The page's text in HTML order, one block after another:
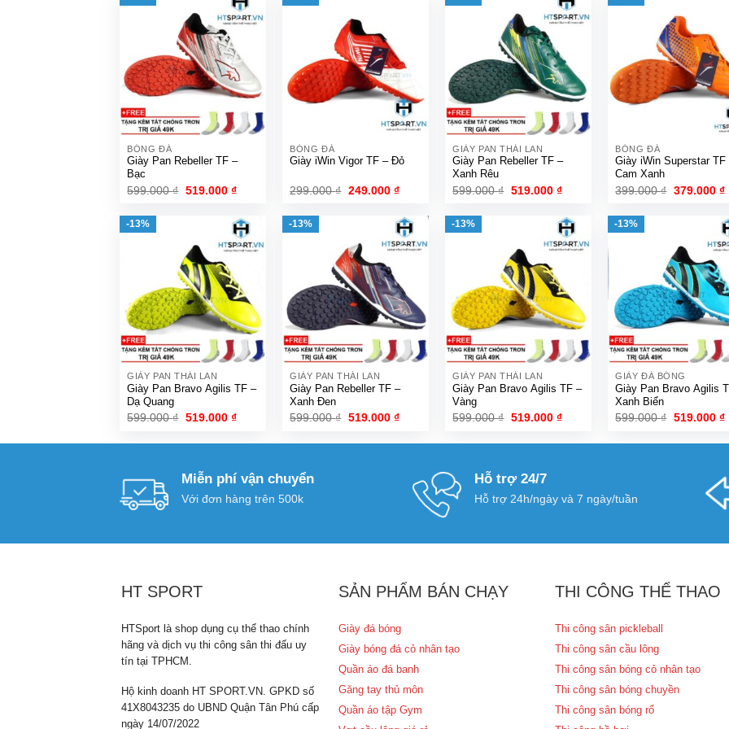
BÓNG ĐÁ
Giày Pan Rebeller TF –
Bạc
599.000₫ Giá
599.000 ₫.
519.000 ₫Giá
là:
519.000 ₫.
BÓNG ĐÁ
Giày iWin Vigor TF – Đỏ
299.000₫ Giá
299.000 ₫.
249.000 ₫Giá
là:
249.000 ₫.
GIÀY PAN THÁI LAN
Giày Pan Rebeller TF –
Xanh Rêu
599.000₫ Giá
599.000 ₫.
519.000 ₫Giá
là:
519.000 ₫.
BÓNG ĐÁ
Giày iWin Superstar TF
Cam Xanh
399.000₫ Giá
399.000 ₫.
379.000 ₫
-13%
GIÀY PAN THÁI LAN
Giày Pan Bravo Agilis TF –
Dạ Quang
599.000₫ Giá
519.000 ₫Giá
-13%
GIÀY PAN THÁI LAN
Giày Pan Rebeller TF –
Xanh Đen
599.000₫ Giá
519.000 ₫Giá
-13%
GIÀY PAN THÁI LAN
Giày Pan Bravo Agilis TF –
Vàng
599.000₫ Giá
519.000 ₫Giá
-13%
GIÀY ĐÁ BÓNG
Giày Pan Bravo Agilis
Xanh Biển
599.000₫ Giá
519.000 ₫
Miễn phí vận chuyển
Với đơn hàng trên 500k
Hỗ trợ 24/7
Hỗ trợ 24h/ngày và 7 ngày/tuần
HT SPORT
HTSport là shop dụng cụ thể thao chính
hãng và dịch vụ thi công sân thi đấu uy
tín tại TPHCM.
Hộ kinh doanh HT SPORT.VN. GPKD số
41X8043235 do UBND Quận Tân Phú cấp
ngày 14/07/2022
SẢN PHẨM BÁN CHẠY
Giày đá bóng
Giày bóng đá cỏ nhân tạo
Quần áo đá banh
Găng tay thủ môn
Quần áo tập Gym
THI CÔNG THỂ THAO
Thi công sân pickleball
Thi công sân cầu lông
Thi công sân bóng cỏ nhân tạo
Thi công sân bóng chuyền
Thi công sân bóng rổ